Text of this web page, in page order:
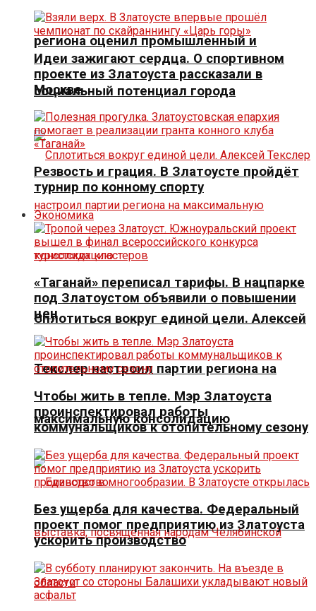
региона оценил промышленный и
социальный потенциал города
Сплотиться вокруг единой цели. Алексей
Текслер настроил партии региона на
максимальную консолидацию
Идеи зажигают сердца. О спортивном
проекте из Златоуста рассказали в
Москве
Резвость и грация. В Златоусте пройдёт
турнир по конному спорту
Экономика
«Таганай» переписал тарифы. В нацпарке
под Златоустом объявили о повышении
цен
Чтобы жить в тепле. Мэр Златоуста
проинспектировал работы
коммунальщиков к отопительному сезону
Без ущерба для качества. Федеральный
проект помог предприятию из Златоуста
ускорить производство